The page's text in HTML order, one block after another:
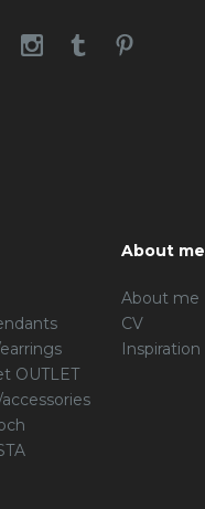
OUTLET
About me
About me
CV
Inspiration